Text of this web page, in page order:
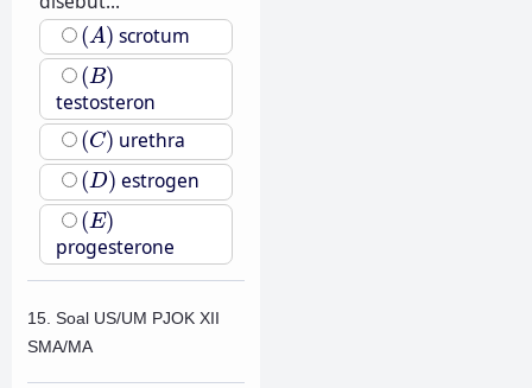
(A)
(A) scrotum
(B)
(B)
testosteron
(C)
(C) urethra
(D)
(D) estrogen
(E)
(E)
progesterone
15. Soal US/UM PJOK XII
SMA/MA